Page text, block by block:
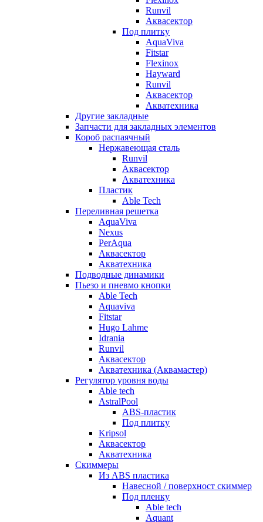
Runvil
Аквасектор
Под плитку
AquaViva
Fitstar
Flexinox
Hayward
Runvil
Аквасектор
Акватехника
Другие закладные
Запчасти для закладных элементов
Короб распаячный
Нержавеющая сталь
Runvil
Аквасектор
Акватехника
Пластик
Able Tech
Переливная решетка
AquaViva
Nexus
PerAqua
Аквасектор
Акватехника
Подводные динамики
Пьезо и пневмо кнопки
Able Tech
Aquaviva
Fitstar
Hugo Lahme
Idrania
Runvil
Аквасектор
Акватехника (Аквамастер)
Регулятор уровня воды
Able tech
AstralPool
ABS-пластик
Под плитку
Kripsol
Аквасектор
Акватехника
Скиммеры
Из ABS пластика
Навесной / поверхност скиммер
Под пленку
Able tech
Aquant